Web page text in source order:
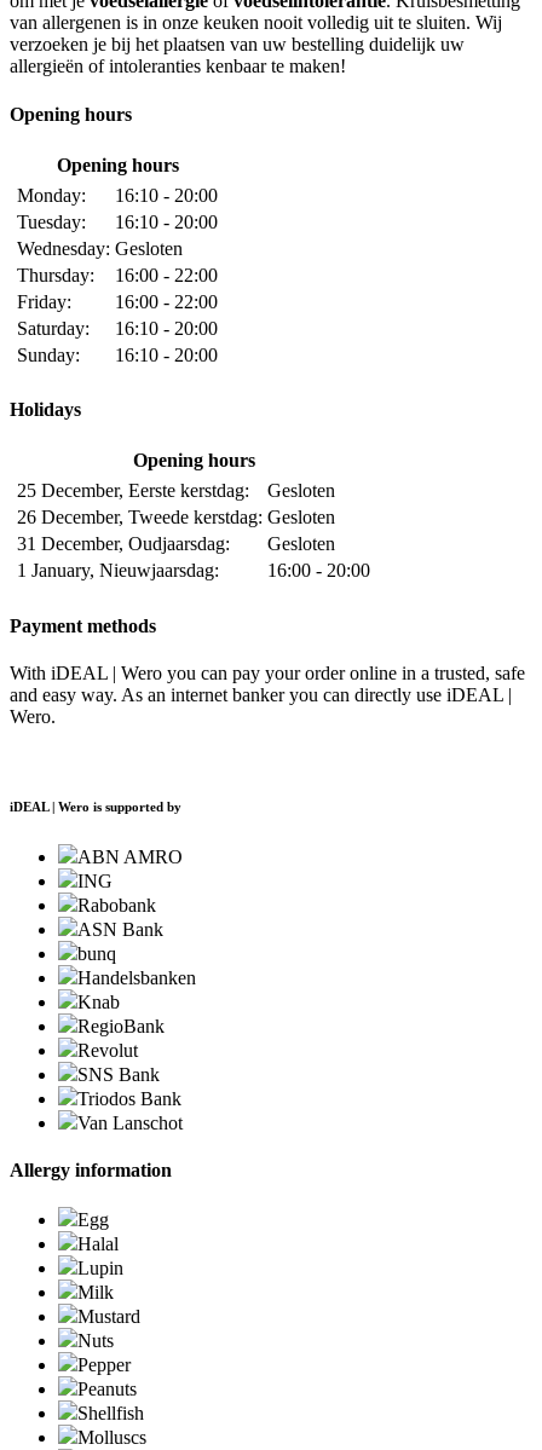
van allergenen is in onze keuken nooit volledig uit te sluiten. Wij
verzoeken je bij het plaatsen van uw bestelling duidelijk uw
allergieën of intoleranties kenbaar te maken!
Opening hours
Opening hours
Monday:
16:10 - 20:00
Tuesday:
16:10 - 20:00
Wednesday: Gesloten
Thursday:
16:00 - 22:00
Friday:
16:00 - 22:00
Saturday:
16:10 - 20:00
Sunday:
16:10 - 20:00
Holidays
Opening hours
25 December, Eerste kerstdag:
Gesloten
26 December, Tweede kerstdag: Gesloten
31 December, Oudjaarsdag:
Gesloten
1 January, Nieuwjaarsdag:
16:00 - 20:00
Payment methods
With iDEAL | Wero you can pay your order online in a trusted, safe
and easy way. As an internet banker you can directly use iDEAL |
Wero.
iDEAL | Wero is supported by
ABN AMRO
ING
Rabobank
ASN Bank
bunq
Handelsbanken
Knab
RegioBank
Revolut
SNS Bank
Triodos Bank
Van Lanschot
Allergy information
Egg
Halal
Lupin
Milk
Mustard
Nuts
Pepper
Peanuts
Shellfish
Molluscs